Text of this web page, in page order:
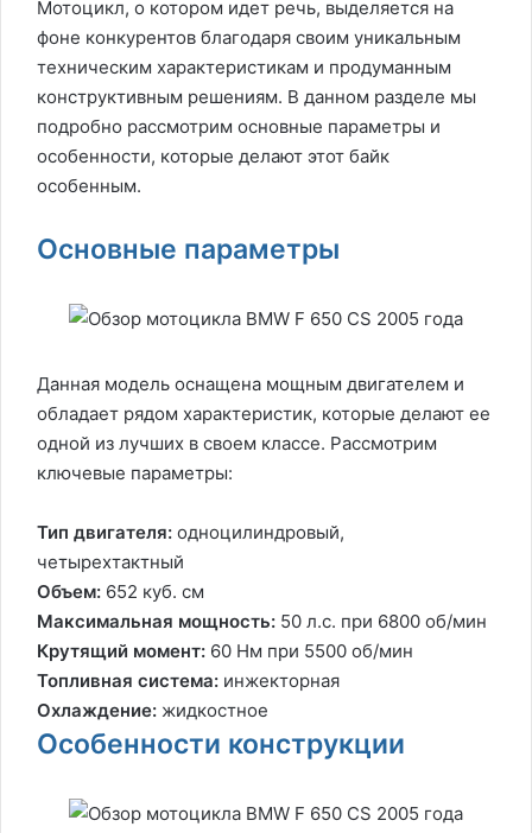
Мотоцикл, о котором идет речь, выделяется на
фоне конкурентов благодаря своим уникальным
техническим характеристикам и продуманным
конструктивным решениям. В данном разделе мы
подробно рассмотрим основные параметры и
особенности, которые делают этот байк
особенным.
Основные параметры
Данная модель оснащена мощным двигателем и
обладает рядом характеристик, которые делают ее
одной из лучших в своем классе. Рассмотрим
ключевые параметры:
Тип двигателя: одноцилиндровый,
четырехтактный
Объем: 652 куб. см
Максимальная мощность: 50 л.с. при 6800 об/мин
Крутящий момент: 60 Нм при 5500 об/мин
Топливная система: инжекторная
Охлаждение: жидкостное
Особенности конструкции